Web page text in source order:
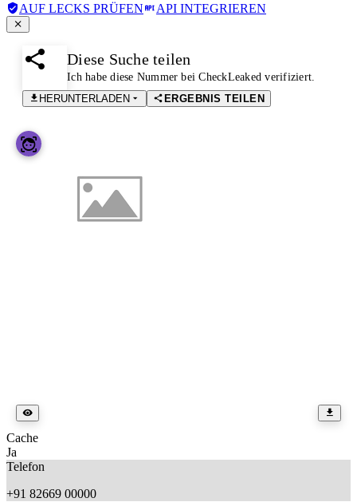
AUF LECKS PRÜFEN API INTEGRIEREN
Diese Suche teilen
Ich habe diese Nummer bei CheckLeaked verifiziert.
HERUNTERLADEN
ERGEBNIS TEILEN
Cache
Ja
Telefon
+91 82669 00000